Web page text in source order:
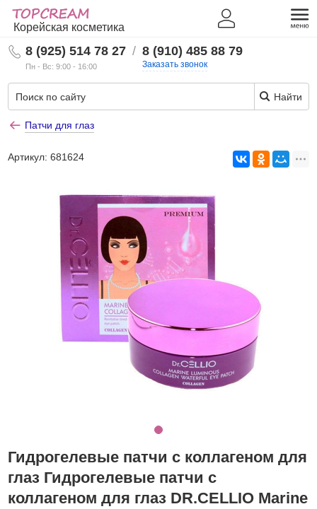
Корейская косметика
8 (925) 514 78 27
Пн - Вс: 9:00 - 16:00
/ 8 (910) 485 88 79
Заказать звонок
Найти
Патчи для глаз
Артикул:681624
Гидрогелевые патчи с коллагеном для
глаз Гидрогелевые патчи с
коллагеном для глаз DR.CELLIO Marine